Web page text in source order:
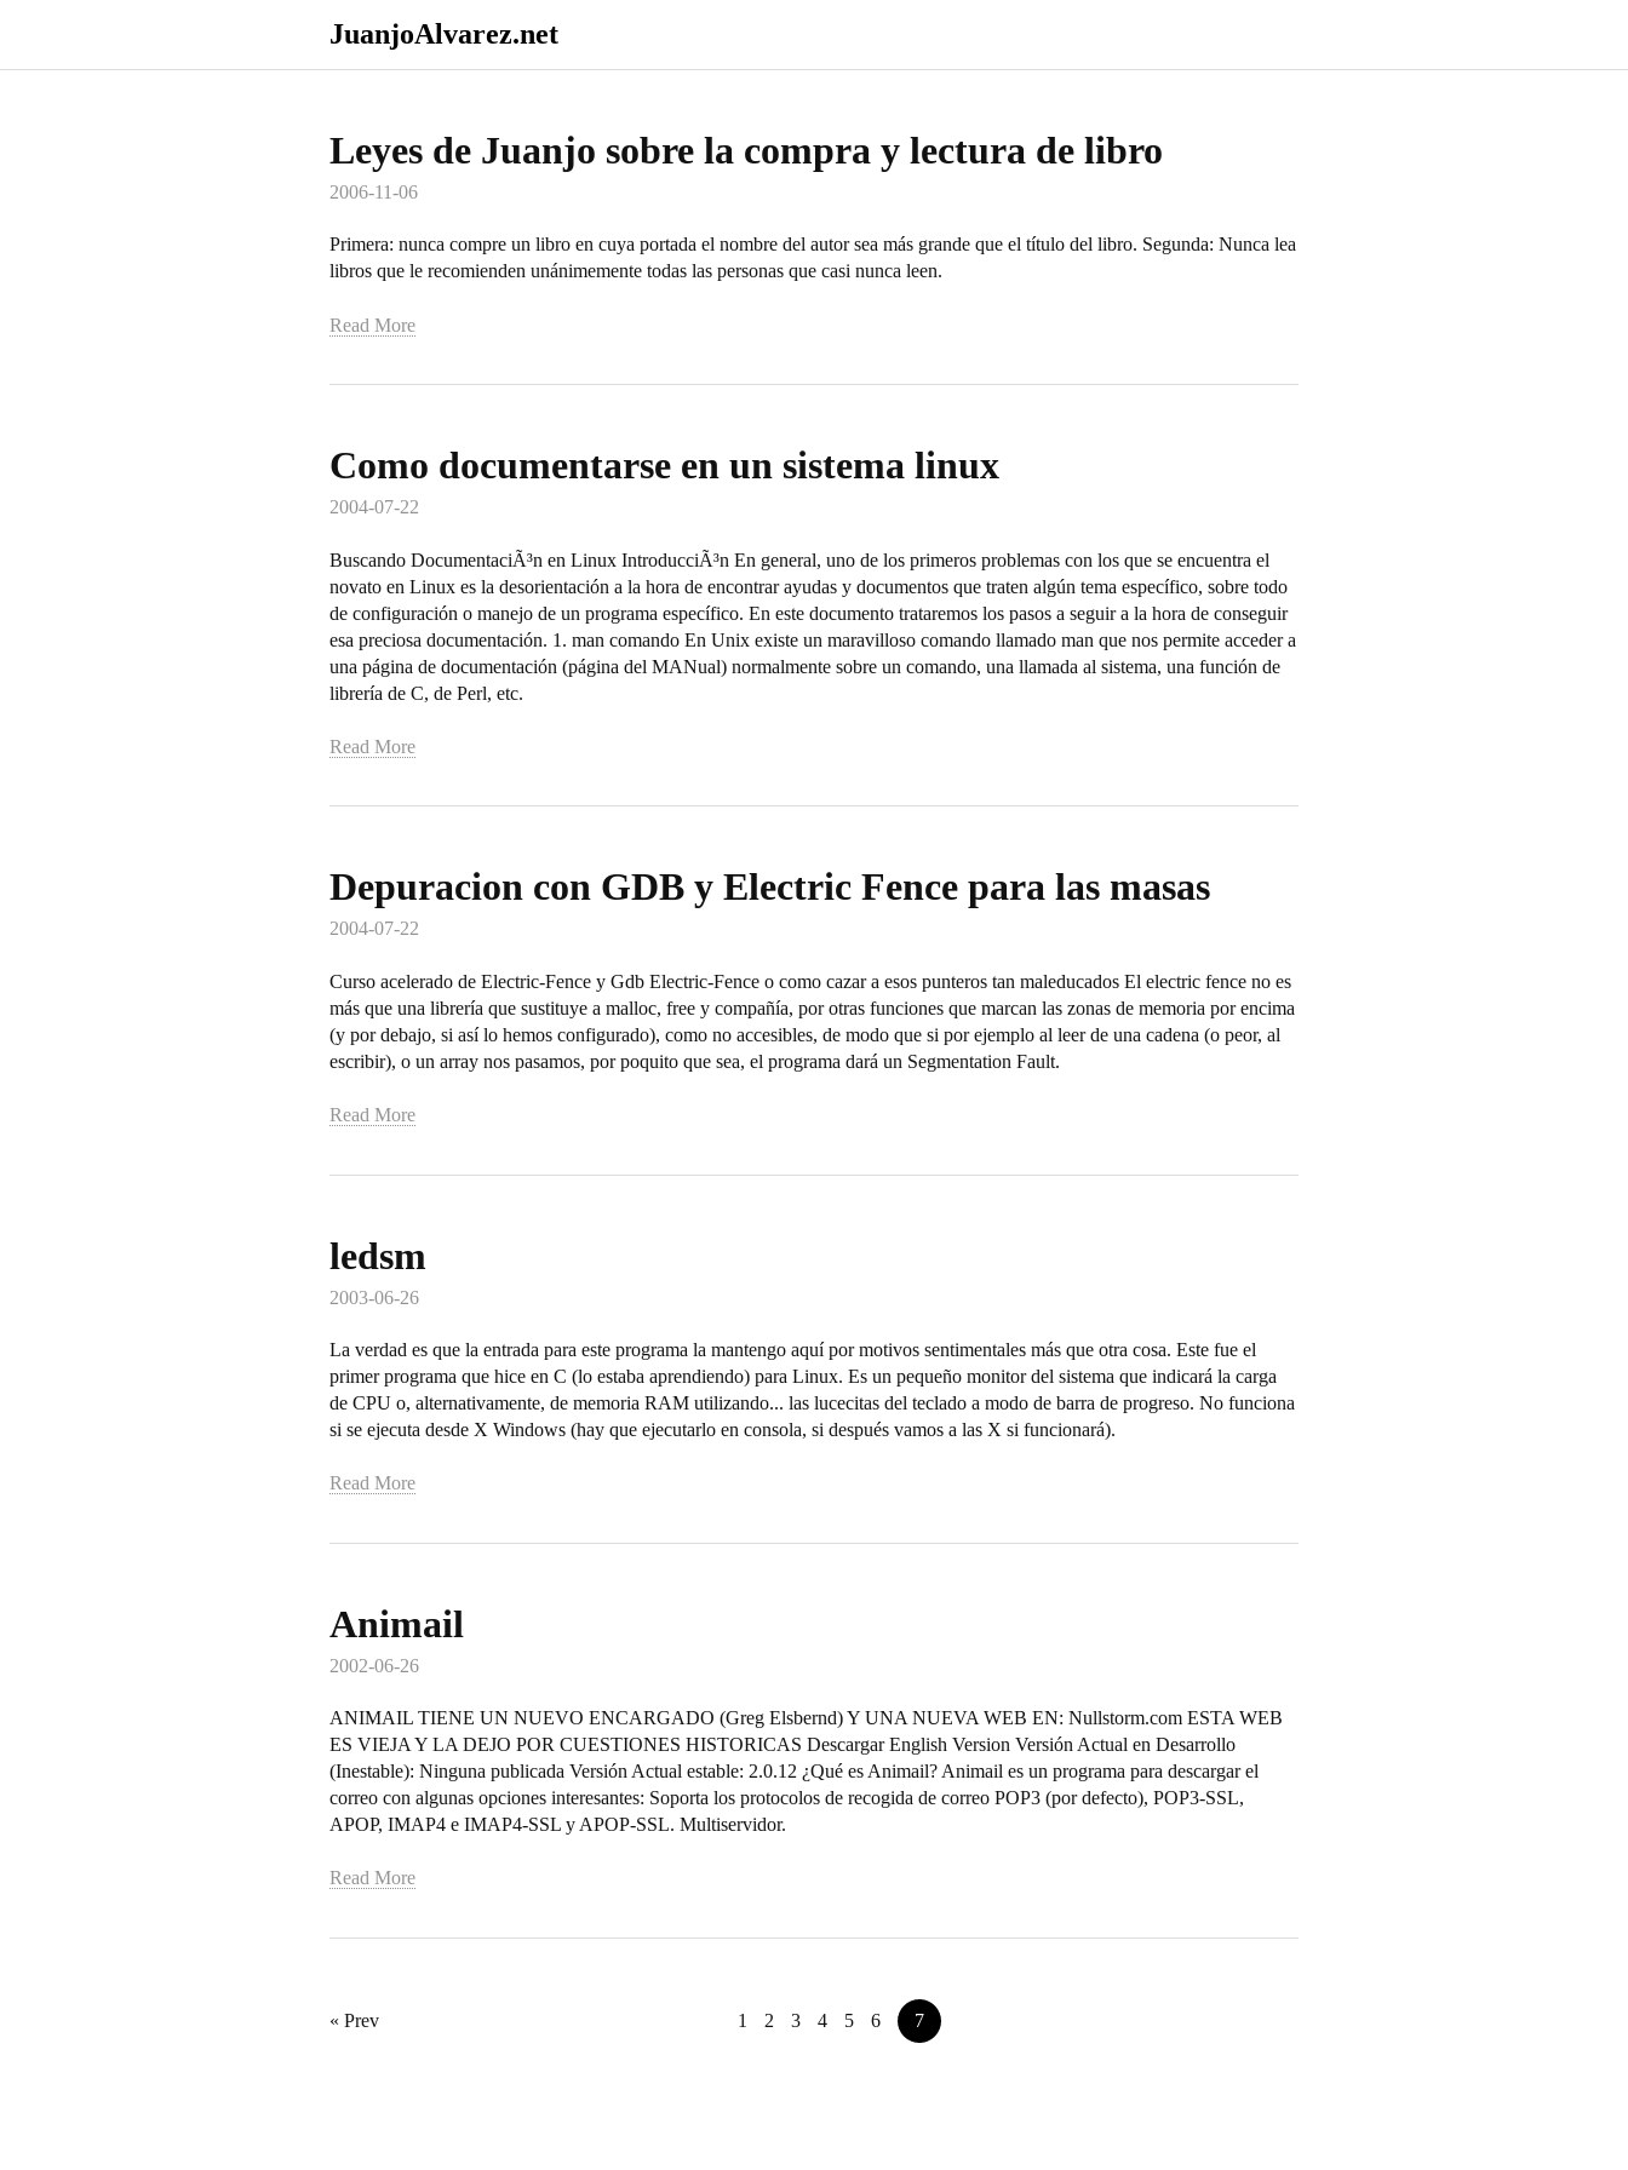
JuanjoAlvarez.net
Leyes de Juanjo sobre la compra y lectura de libro
2006-11-06
Primera: nunca compre un libro en cuya portada el nombre del autor sea más grande que el título del libro. Segunda: Nunca lea
libros que le recomienden unánimemente todas las personas que casi nunca leen.
Read More
Como documentarse en un sistema linux
2004-07-22
Buscando DocumentaciÃ³n en Linux IntroducciÃ³n En general, uno de los primeros problemas con los que se encuentra el
novato en Linux es la desorientación a la hora de encontrar ayudas y documentos que traten algún tema específico, sobre todo
de configuración o manejo de un programa específico. En este documento trataremos los pasos a seguir a la hora de conseguir
esa preciosa documentación. 1. man comando En Unix existe un maravilloso comando llamado man que nos permite acceder a
una página de documentación (página del MANual) normalmente sobre un comando, una llamada al sistema, una función de
librería de C, de Perl, etc.
Read More
Depuracion con GDB y Electric Fence para las masas
2004-07-22
Curso acelerado de Electric-Fence y Gdb Electric-Fence o como cazar a esos punteros tan maleducados El electric fence no es
más que una librería que sustituye a malloc, free y compañía, por otras funciones que marcan las zonas de memoria por encima
(y por debajo, si así lo hemos configurado), como no accesibles, de modo que si por ejemplo al leer de una cadena (o peor, al
escribir), o un array nos pasamos, por poquito que sea, el programa dará un Segmentation Fault.
Read More
ledsm
2003-06-26
La verdad es que la entrada para este programa la mantengo aquí por motivos sentimentales más que otra cosa. Este fue el
primer programa que hice en C (lo estaba aprendiendo) para Linux. Es un pequeño monitor del sistema que indicará la carga
de CPU o, alternativamente, de memoria RAM utilizando... las lucecitas del teclado a modo de barra de progreso. No funciona
si se ejecuta desde X Windows (hay que ejecutarlo en consola, si después vamos a las X si funcionará).
Read More
Animail
2002-06-26
ANIMAIL TIENE UN NUEVO ENCARGADO (Greg Elsbernd) Y UNA NUEVA WEB EN: Nullstorm.com ESTA WEB
ES VIEJA Y LA DEJO POR CUESTIONES HISTORICAS Descargar English Version Versión Actual en Desarrollo
(Inestable): Ninguna publicada Versión Actual estable: 2.0.12 ¿Qué es Animail? Animail es un programa para descargar el
correo con algunas opciones interesantes: Soporta los protocolos de recogida de correo POP3 (por defecto), POP3-SSL,
APOP, IMAP4 e IMAP4-SSL y APOP-SSL. Multiservidor.
Read More
« Prev 1 2 3 4 5 6 7